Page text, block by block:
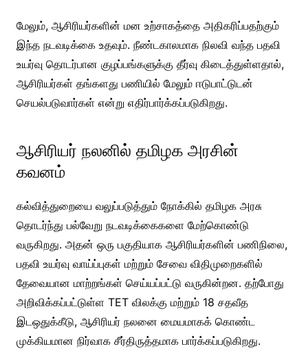
மேலும், ஆசிரியர்களின் மன உற்சாகத்தை அதிகரிப்பதற்கும்
இந்த நடவடிக்கை உதவும். நீண்டகாலமாக நிலவி வந்த பதவி
உயர்வு தொடர்பான குழப்பங்களுக்கு தீர்வு கிடைத்துள்ளதால்,
ஆசிரியர்கள் தங்களது பணியில் மேலும் ஈடுபாட்டுடன்
செயல்படுவார்கள் என்று எதிர்பார்க்கப்படுகிறது.
ஆசிரியர் நலனில் தமிழக அரசின்
கவனம்
கல்வித்துறையை வலுப்படுத்தும் நோக்கில் தமிழக அரசு
தொடர்ந்து பல்வேறு நடவடிக்கைகளை மேற்கொண்டு
வருகிறது. அதன் ஒரு பகுதியாக ஆசிரியர்களின் பணிநிலை,
பதவி உயர்வு வாய்ப்புகள் மற்றும் சேவை விதிமுறைகளில்
தேவையான மாற்றங்கள் செய்யப்பட்டு வருகின்றன. தற்போது
அறிவிக்கப்பட்டுள்ள TET விலக்கு மற்றும் 18 சதவீத
இடஒதுக்கீடு, ஆசிரியர் நலனை மையமாகக் கொண்ட
முக்கியமான நிர்வாக சீர்திருத்தமாக பார்க்கப்படுகிறது.